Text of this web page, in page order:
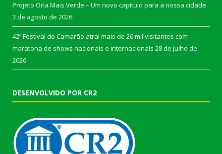
Projeto Orla Mais Verde – Um novo capítulo para a nossa cidade
3 de agosto de 2026
42º Festival do Camarão atrai mais de 20 mil visitantes com
maratona de shows nacionais e internacionais 28 de julho de
2026
DESENVOLVIDO POR CR2